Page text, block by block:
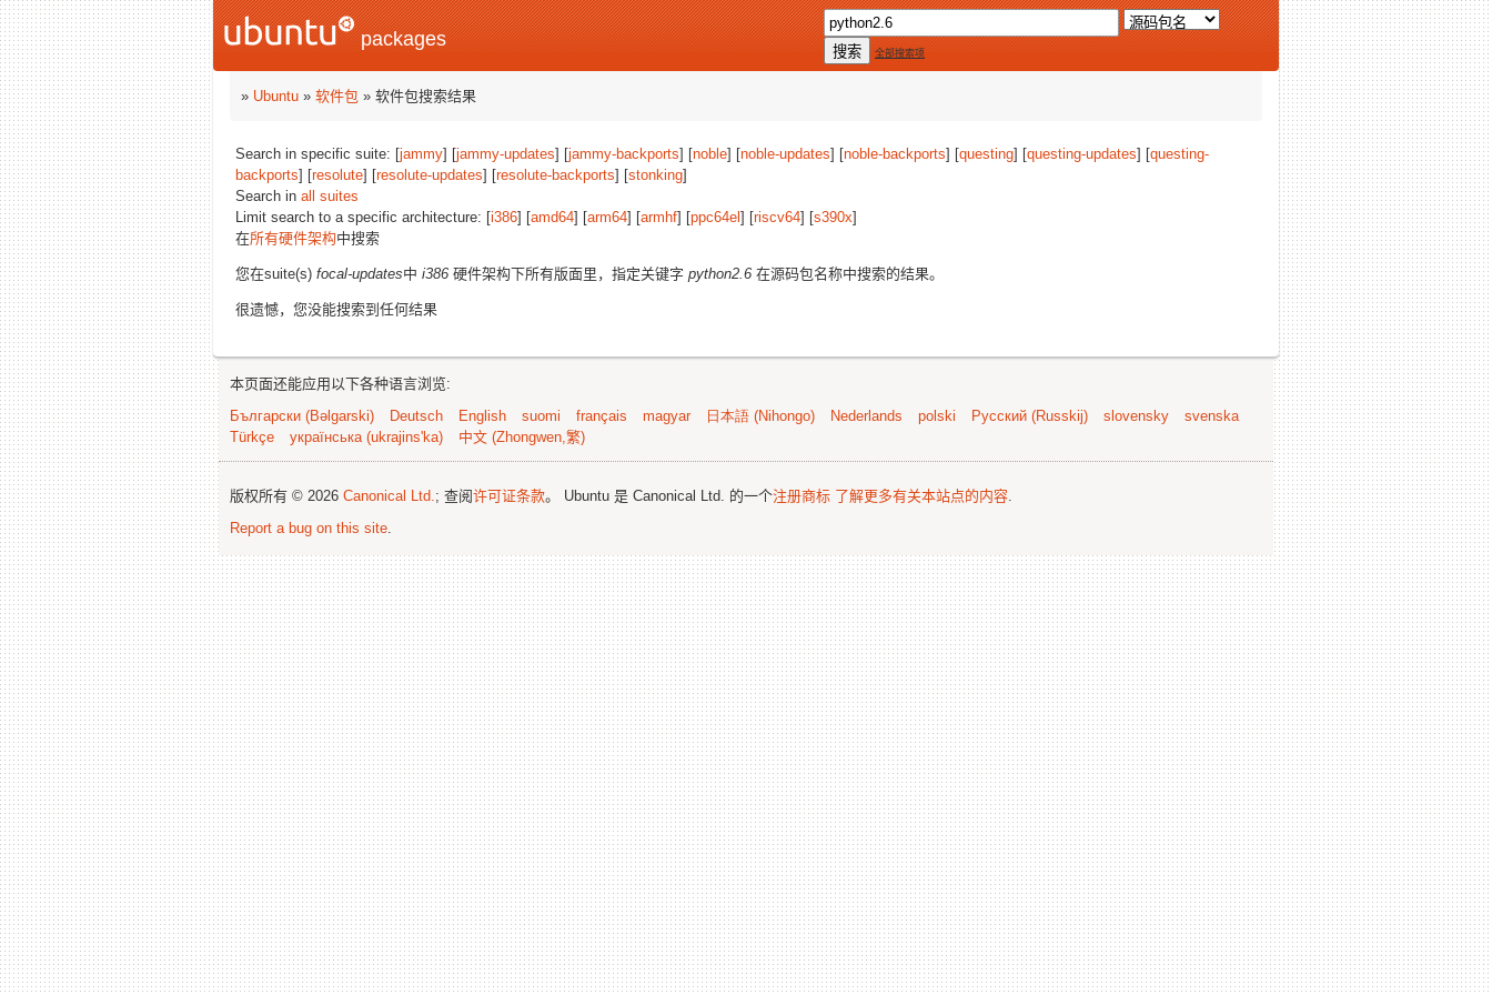
packages
全部搜索项
» Ubuntu » 软件包 » 软件包搜索结果
Search in specific suite: [jammy] [jammy-updates] [jammy-backports] [noble] [noble-updates] [noble-backports] [questing] [questing-updates] [questing-
backports] [resolute] [resolute-updates] [resolute-backports] [stonking]
Search in all suites
Limit search to a specific architecture: [i386] [amd64] [arm64] [armhf] [ppc64el ] [riscv64] [s390x]
在所有硬件架构中搜索
您在suite(s) focal-updates中 i386 硬件架构下所有版面里，指定关键字 python2.6 在源码包名称中搜索的结果。
很遗憾，您没能搜索到任何结果
本页面还能应用以下各种语言浏览:
Български (Bəlgarski)
Deutsch English suomi français magyar 日本語 (Nihongo) Nederlands polski Русский (Russkij) slovensky
svenska
Türkçe
українська (ukrajins'ka) 中文 (Zhongwen,繁)
版权所有 © 2026 Canonical Ltd.; 查阅许可证条款。 Ubuntu 是 Canonical Ltd. 的一个注册商标 了解更多有关本站点的内容.
Report a bug on this site.